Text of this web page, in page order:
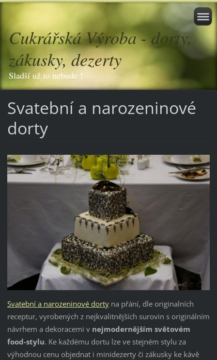
Cukrářská Výroba - dorty,
zákusky, dezerty
Sladší už to nebude !
Svatební a narozeninové
dorty
Svatební a narozeninové dortyna přání, dle originalních
receptur, vyrobených z nejkvalitnějších surovin s originálním
návrhem a dekoracemi v nejmodernějším světovém
food-stylu. Ke každému dortu lze ve stejném stylu za
výhodnou cenu objednat i minidezerty či zákusky ke kávě